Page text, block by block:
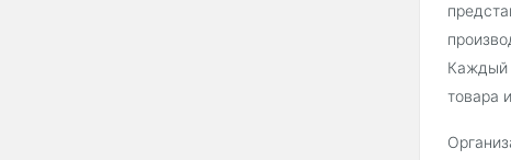
Каждый
товара